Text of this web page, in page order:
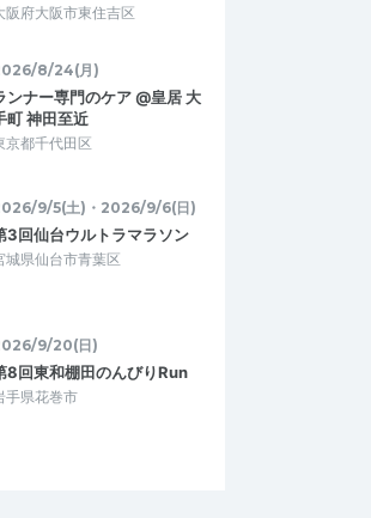
茨城ウルトラマラソン前の練習に良
3月にある茨城ウルトラマラソン大会に向け
ての練習として、良い時期、距離、北風経
験ができると思い参加しました。 当日は…
第４回 水の街道 見沼Up Stream
阪府大阪市東住吉区
8/24(月)
ンナー専門のケア @皇居 大
町 神田至近
京都千代田区
9/5(土)・2026/9/6(日)
3回仙台ウルトラマラソン
城県仙台市青葉区
9/20(日)
8回東和棚田のんびりRun
手県花巻市